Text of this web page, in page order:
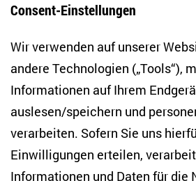
BlueskyLinkedInFacebook
Zentrum für Osteuropa- und
Studien
Anton-Wilhelm-Amo-Str. 60
Consent-Einstellungen
Wir verwenden auf unserer
andere Technologien („Tools“),
Informationen auf Ihrem
auslesen/speichern und
verarbeiten. Sofern Sie uns
Einwilligungen erteilen,
Informationen und Daten für die